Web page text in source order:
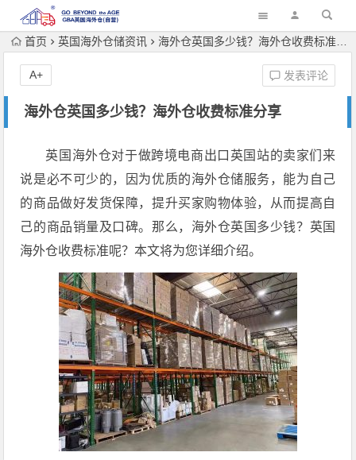
首页 英国海外仓储资讯 海外仓英国多少钱？海外仓收费标准分享
海外仓英国多少钱？海外仓收费标准分享
发表评论
A+
英国海外仓对于做跨境电商出口英国站的卖家们来
说是必不可少的，因为优质的海外仓储服务，能为自己
的商品做好发货保障，提升买家购物体验，从而提高自
己的商品销量及口碑。那么，海外仓英国多少钱？英国
海外仓收费标准呢？本文将为您详细介绍。